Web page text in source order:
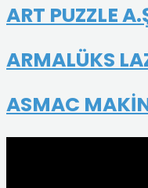
ART PUZZLE
ARMALÜKS
ASMAC